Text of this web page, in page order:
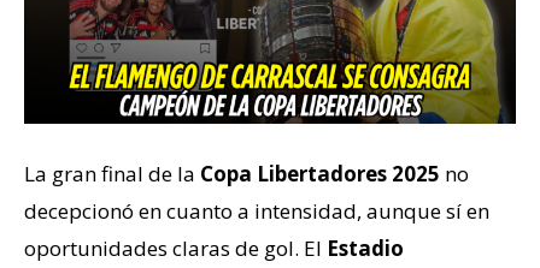
La gran final de la Copa Libertadores 2025 no
decepcionó en cuanto a intensidad, aunque sí en
oportunidades claras de gol. El Estadio